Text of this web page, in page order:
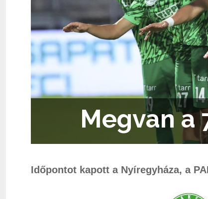
Megvan a
Időpontot kapott a Nyíregyháza, a